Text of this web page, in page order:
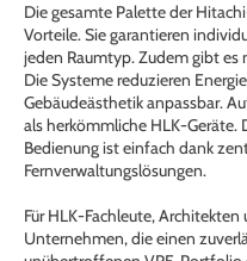
Die gesamte Palette der
Vorteile. Sie garantieren
jeden Raumtyp. Zudem gibt
Die Systeme reduzieren
Gebäudeästhetik anpassbar.
als herkömmliche HLK-Geräte.
Bedienung ist einfach dank
Fernverwaltungslösungen.
Für HLK-Fachleute,
Unternehmen, die einen